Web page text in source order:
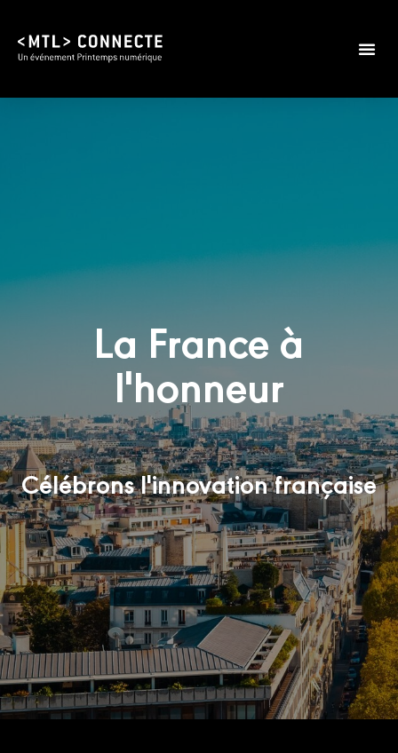
La France à
l'honneur
Célébrons l'innovation française